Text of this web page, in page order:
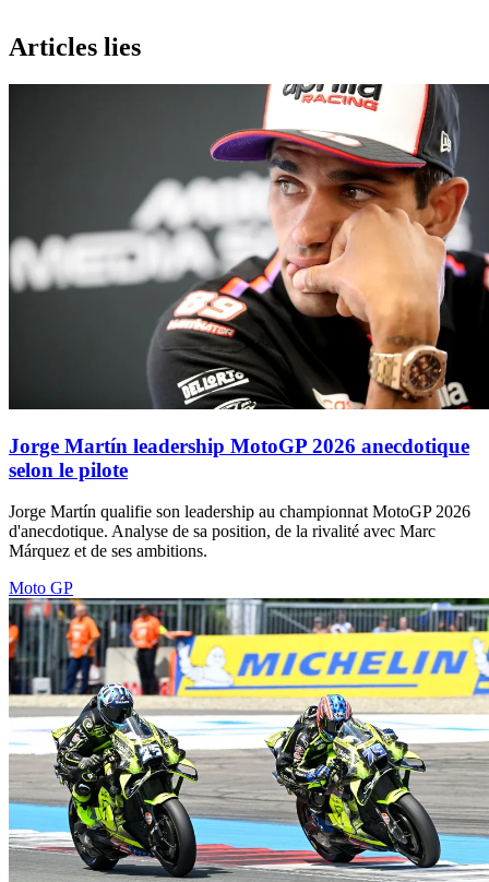
Articles lies
Jorge Martín leadership MotoGP 2026 anecdotique
selon le pilote
Jorge Martín qualifie son leadership au championnat MotoGP 2026
d'anecdotique. Analyse de sa position, de la rivalité avec Marc
Márquez et de ses ambitions.
Moto GP